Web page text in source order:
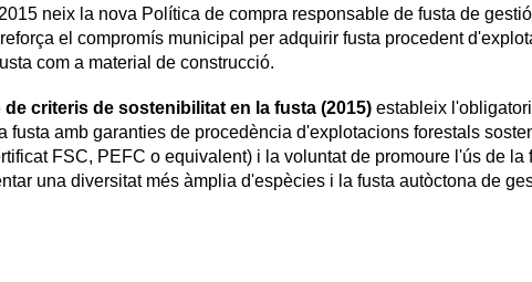
neix la nova Política de compra responsable de fusta de gestió
el compromís municipal per adquirir fusta procedent
com a material de construcció.
criteris de sostenibilitat en la fusta (2015) estableix
fusta amb garanties de procedència d'explotacions forestals
FSC, PEFC o equivalent) i la voluntat de promoure l'ús de la
una diversitat més àmplia d'espècies i la fusta autòctona de